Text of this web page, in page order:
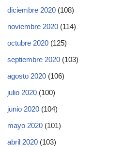
diciembre 2020 (108)
noviembre 2020 (114)
octubre 2020 (125)
septiembre 2020 (103)
agosto 2020 (106)
julio 2020 (100)
junio 2020 (104)
mayo 2020 (101)
abril 2020 (103)